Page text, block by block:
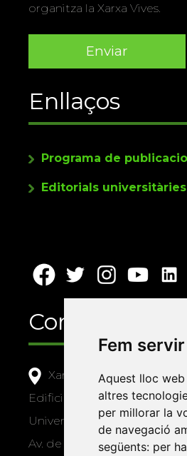
Fem
Aquest lloc
altres
per millorar la
de navegació
següents: per
organitza la Xarxa Vives.
Enllaços
Programa de
Editorials
Contacte
Xarxa Vives d'Universitats
Edifici Àgora
Universitat Jaume I, local 10
Av. de Vicent Sos Baynat, s/n